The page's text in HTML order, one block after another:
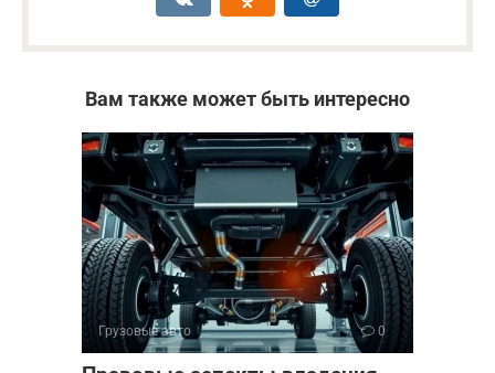
Вам также может быть интересно
Грузовые авто 0